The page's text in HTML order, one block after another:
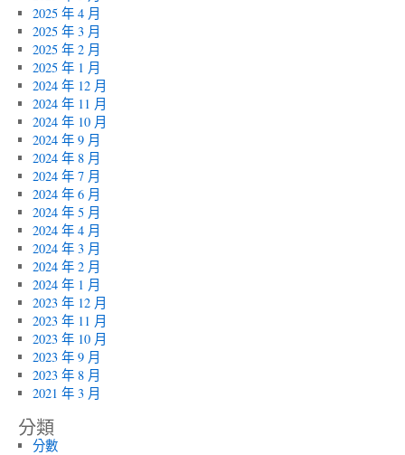
2025 年 4 月
2025 年 3 月
2025 年 2 月
2025 年 1 月
2024 年 12 月
2024 年 11 月
2024 年 10 月
2024 年 9 月
2024 年 8 月
2024 年 7 月
2024 年 6 月
2024 年 5 月
2024 年 4 月
2024 年 3 月
2024 年 2 月
2024 年 1 月
2023 年 12 月
2023 年 11 月
2023 年 10 月
2023 年 9 月
2023 年 8 月
2021 年 3 月
分類
分數